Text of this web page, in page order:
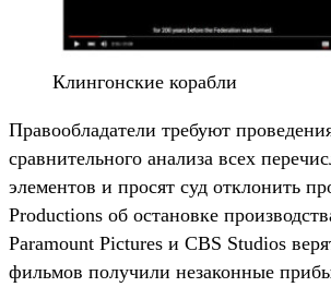
Клингонские корабли
Правообладатели требуют
сравнительного анализа всех
элементов и просят суд отклонить
Productions об остановке
Paramount Pictures и CBS Studios
фильмов получили незаконные